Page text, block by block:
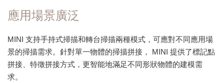
應用場景廣泛
MINI 支持手持式掃描和轉台掃描兩種模式，可應對不同應用場
景的掃描需求。針對單一物體的掃描拼接， MINI 提供了標記點
拼接、特徵拼接方式，更智能地滿足不同形狀物體的建模需
求。